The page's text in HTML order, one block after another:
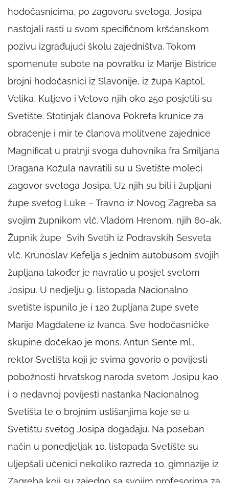
hodočasnicima, po zagovoru svetoga, Josipa
nastojali rasti u svom specifičnom kršćanskom
pozivu izgrađujući školu zajedništva. Tokom
spomenute subote na povratku iz Marije Bistrice
brojni hodočasnici iz Slavonije, iz župa Kaptol,
Velika, Kutjevo i Vetovo njih oko 250 posjetili su
Svetište. Stotinjak članova Pokreta krunice za
obraćenje i mir te članova molitvene zajednice
Magnificat u pratnji svoga duhovnika fra Smiljana
Dragana Kožula navratili su u Svetište moleći
zagovor svetoga Josipa. Uz njih su bili i župljani
župe svetog Luke – Travno iz Novog Zagreba sa
svojim župnikom vlč. Vladom Hrenom, njih 60-ak.
Župnik župe Svih Svetih iz Podravskih Sesveta
vlč. Krunoslav Kefelja s jednim autobusom svojih
župljana također je navratio u posjet svetom
Josipu. U nedjelju 9. listopada Nacionalno
svetište ispunilo je i 120 župljana župe svete
Marije Magdalene iz Ivanca. Sve hodočasničke
skupine dočekao je mons. Antun Sente ml.,
rektor Svetišta koji je svima govorio o povijesti
pobožnosti hrvatskog naroda svetom Josipu kao
i o nedavnoj povijesti nastanka Nacionalnog
Svetišta te o brojnim uslišanjima koje se u
Svetištu svetog Josipa događaju. Na poseban
način u ponedjeljak 10. listopada Svetište su
uljepšali učenici nekoliko razreda 10. gimnazije iz